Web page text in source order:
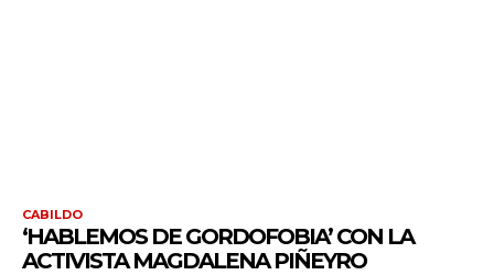
CABILDO
‘HABLEMOS DE GORDOFOBIA’ CON LA
ACTIVISTA MAGDALENA PIÑEYRO